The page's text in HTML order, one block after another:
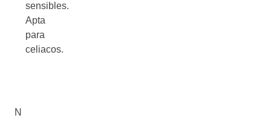
sensibles.
Apta
para
celiacos.
N